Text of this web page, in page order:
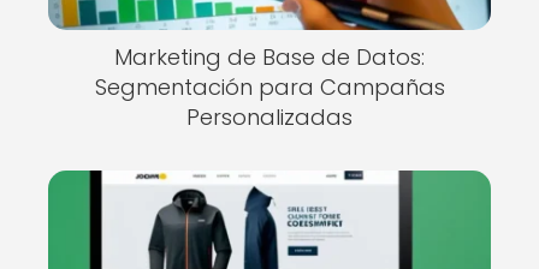
Marketing de Base de Datos:
Segmentación para Campañas
Personalizadas